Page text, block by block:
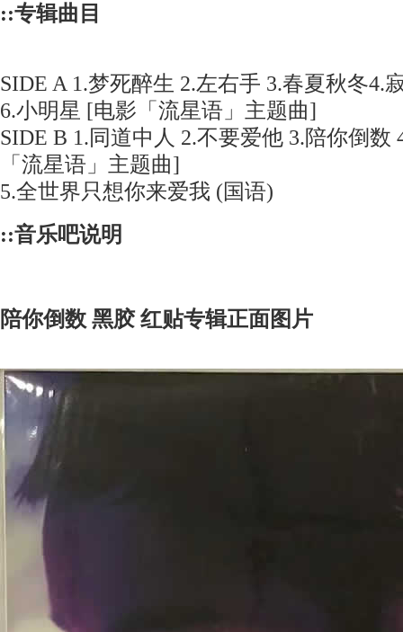
::专辑曲目
SIDE A 1.梦死醉生 2.左右手 3.春夏秋冬4.
6.小明星 [电影「流星语」主题曲]
SIDE B 1.同道中人 2.不要爱他 3.陪你倒
「流星语」主题曲]
5.全世界只想你来爱我 (国语)
::音乐吧说明
陪你倒数 黑胶 红贴专辑正面图片